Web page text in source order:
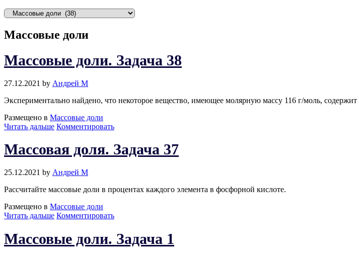
Р
б
и
к
и
Массовые доли
Массовые доли. Задача 38
27.12.2021 by Андрей М
Экспериментально найдено, что некоторое вещество, имеющее молярную массу 116 г/моль, содержит
Размещено в Массовые доли
Читать дальшеМассовые
38
Комментировать
Массовая доля. Задача 37
25.12.2021 by Андрей М
Рассчитайте массовые доли в процентах каждого элемента в фосфорной кислоте.
Размещено в Массовые доли
Читать дальшеМассовая
37
Комментировать
Массовые доли. Задача 1